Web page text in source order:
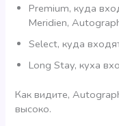
Premium, куда
Meridien,
Select, куда
Long Stay, куха
Как видите,
высоко.